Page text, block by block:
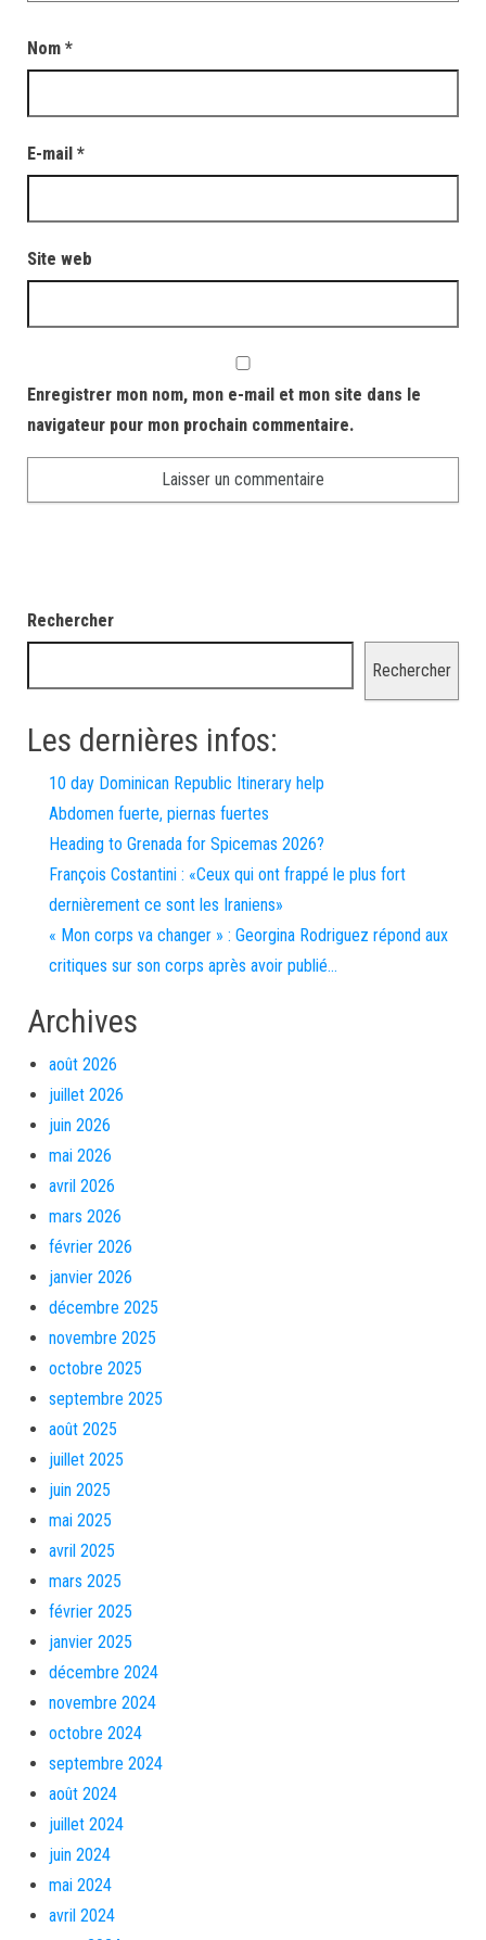
Nom *
E-mail *
Site web
Enregistrer mon nom, mon e-mail et mon site dans le
navigateur pour mon prochain commentaire.
Rechercher
Rechercher
Les dernières infos:
10 day Dominican Republic Itinerary help
Abdomen fuerte, piernas fuertes
Heading to Grenada for Spicemas 2026?
François Costantini : «Ceux qui ont frappé le plus fort
dernièrement ce sont les Iraniens»
« Mon corps va changer » : Georgina Rodriguez répond aux
critiques sur son corps après avoir publié…
Archives
août 2026
juillet 2026
juin 2026
mai 2026
avril 2026
mars 2026
février 2026
janvier 2026
décembre 2025
novembre 2025
octobre 2025
septembre 2025
août 2025
juillet 2025
juin 2025
mai 2025
avril 2025
mars 2025
février 2025
janvier 2025
décembre 2024
novembre 2024
octobre 2024
septembre 2024
août 2024
juillet 2024
juin 2024
mai 2024
avril 2024